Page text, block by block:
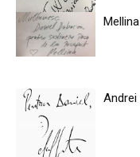
Mellina
Andrei